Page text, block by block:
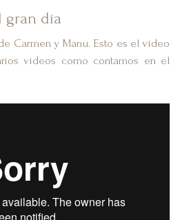
gran día
Carmen y Manu. Esto es el vídeo
vídeos como contamos en el